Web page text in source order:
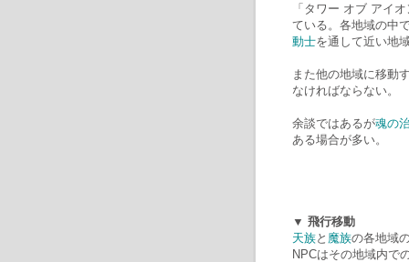
「タワー オブ アイ
ている。各地域の中
動士を通して近い地
また他の地域に移動
なければならない。
余談ではあるが魂の
ある場合が多い。
▼ 飛行移動
天族と 魔族の各地域
NPCはその地域内で